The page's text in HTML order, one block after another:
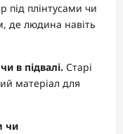
під плінтусами чи
де людина навіть
в підвалі. Старі
матеріал для
чи